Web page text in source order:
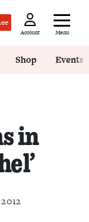
Account Menu
Shop Events
in